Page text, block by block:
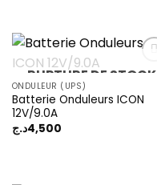
Add to
RUPTURE DE STOCK
ONDULEUR (UPS)
Batterie Onduleurs ICON
12V/9.0A
4,500د.ج